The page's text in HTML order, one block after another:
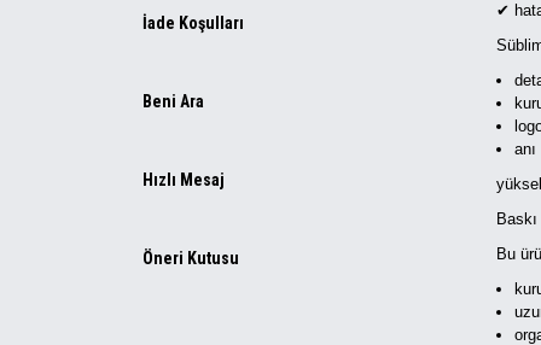
İade Koşulları
Beni Ara
Hızlı Mesaj
Öneri Kutusu
✔
Bu